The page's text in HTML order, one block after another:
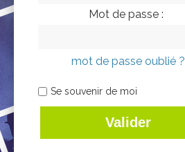
Mot de passe :
mot de passe oublié ?
Se souvenir de moi